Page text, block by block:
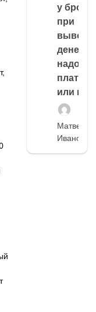
у
при
выводе
денег,
надо
платить
или
Матвей
Иванов